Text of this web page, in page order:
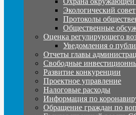
Экологический совет
Протоколы
Общественные
Оценка регулирующего
Уведомления о
Отчеты главы
Свободные
Развитие конкуренции
Проектное управление
Налоговые расходы
Информация по
Обращение граждан по